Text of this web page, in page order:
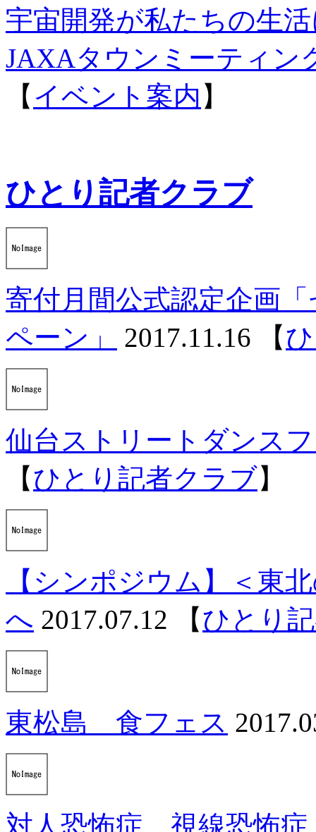
宇宙開発が私たちの生
JAXAタウンミーティン
【 イベント案内 】
ひとり記者クラブ
寄付月間公式認定企画
ペーン」
2017.11.16 【
仙台ストリートダンス
【ひとり記者クラブ】
【シンポジウム】＜東
へ 2017.07.12 【ひとり
東松島 食フェス
対人恐怖症、視線恐怖